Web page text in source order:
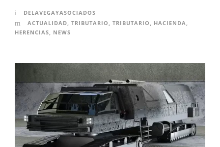
DELAVEGAYASOCIADOS
ACTUALIDAD, TRIBUTARIO , TRIBUTARIO , HACIENDA,
HERENCIAS, NEWS